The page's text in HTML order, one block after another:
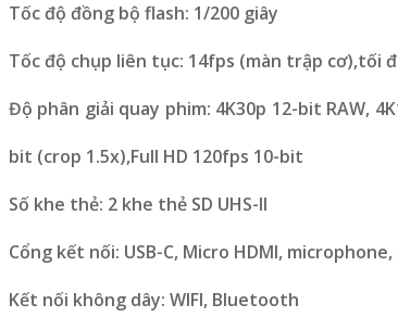
Tốc độ đồng bộ flash: 1/200 giây
Tốc độ chụp liên tục: 14fps (màn trập cơ),tối
Độ phân giải quay phim: 4K30p 12-bit RAW,
bit (crop 1.5x),Full HD 120fps 10-bit
Số khe thẻ: 2 khe thẻ SD UHS-II
Cổng kết nối: USB-C, Micro HDMI,
Kết nối không dây: WIFI, Bluetooth